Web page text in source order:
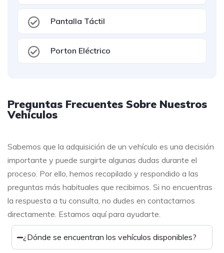
Pantalla Táctil
Porton Eléctrico
Preguntas Frecuentes Sobre Nuestros
Vehículos
Sabemos que la adquisición de un vehículo es una decisión
importante y puede surgirte algunas dudas durante el
proceso. Por ello, hemos recopilado y respondido a las
preguntas más habituales que recibimos. Si no encuentras
la respuesta a tu consulta, no dudes en contactarnos
directamente. Estamos aquí para ayudarte.
¿Dónde se encuentran los vehículos disponibles?